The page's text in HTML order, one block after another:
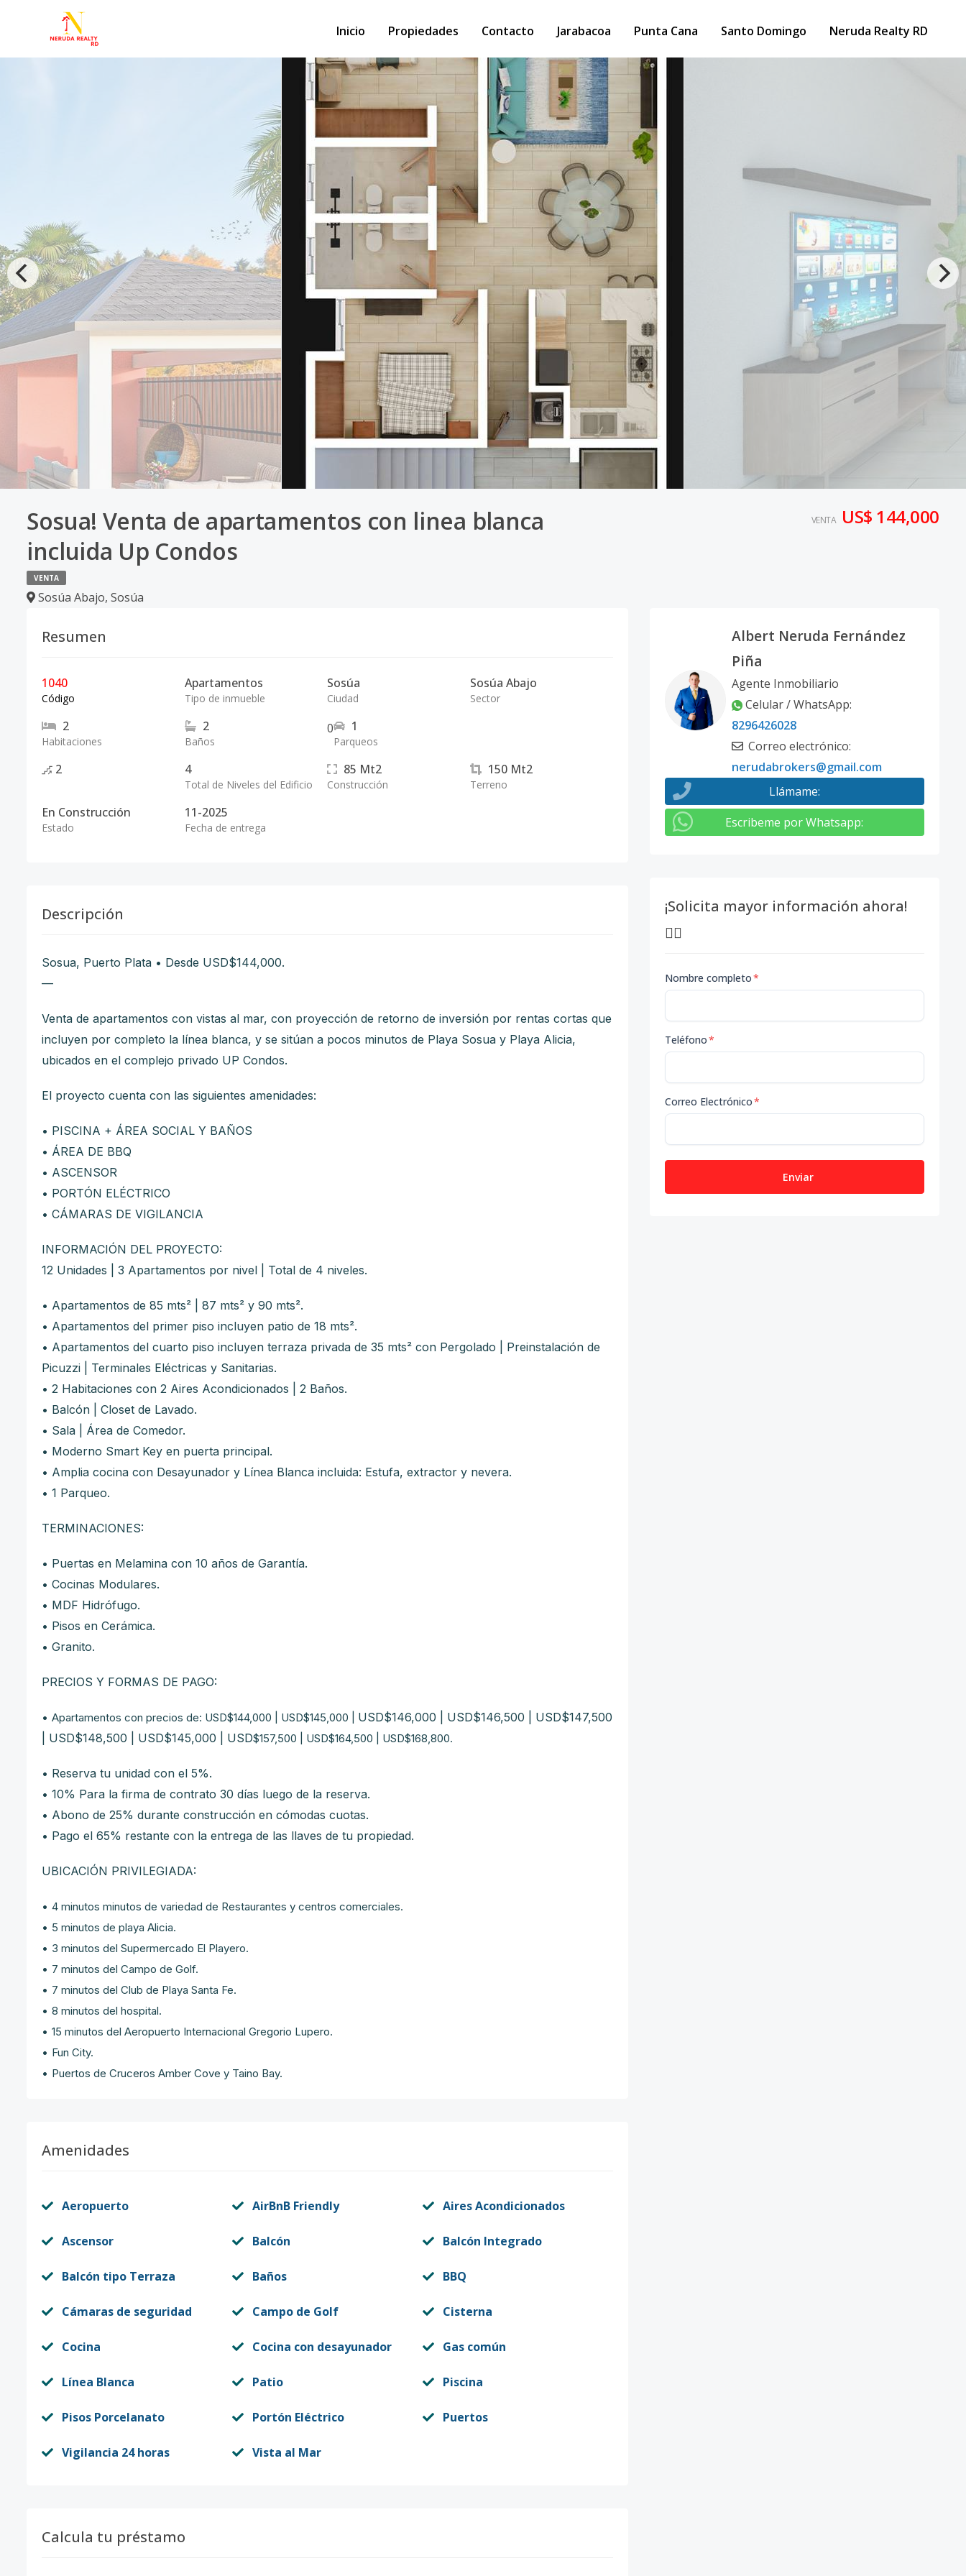
Inicio Propiedades Contacto Jarabacoa Punta Cana Santo Domingo Neruda Realty RD
Sosua! Venta de apartamentos con linea blanca
incluida Up Condos
VENTA
Sosúa Abajo, Sosúa
VENTA US$ 144,000
Resumen
1040
Código
Apartamentos
Tipo de inmueble
Sosúa
Ciudad
Sosúa Abajo
Sector
2
Habitaciones
2
Baños
0 1
Parqueos
2 4
Total de Niveles del Edificio
85 Mt2
Construcción
150 Mt2
Terreno
En Construcción
Estado
11-2025
Fecha de entrega
Descripción
Sosua, Puerto Plata • Desde USD$144,000.
—
Venta de apartamentos con vistas al mar, con proyección de retorno de inversión por rentas cortas que
incluyen por completo la línea blanca, y se sitúan a pocos minutos de Playa Sosua y Playa Alicia,
ubicados en el complejo privado UP Condos.
El proyecto cuenta con las siguientes amenidades:
• PISCINA + ÁREA SOCIAL Y BAÑOS
• ÁREA DE BBQ
• ASCENSOR
• PORTÓN ELÉCTRICO
• CÁMARAS DE VIGILANCIA
INFORMACIÓN DEL PROYECTO:
12 Unidades | 3 Apartamentos por nivel | Total de 4 niveles.
• Apartamentos de 85 mts² | 87 mts² y 90 mts².
• Apartamentos del primer piso incluyen patio de 18 mts².
• Apartamentos del cuarto piso incluyen terraza privada de 35 mts² con Pergolado | Preinstalación de
Picuzzi | Terminales Eléctricas y Sanitarias.
• 2 Habitaciones con 2 Aires Acondicionados | 2 Baños.
• Balcón | Closet de Lavado.
• Sala | Área de Comedor.
• Moderno Smart Key en puerta principal.
• Amplia cocina con Desayunador y Línea Blanca incluida: Estufa, extractor y nevera.
• 1 Parqueo.
TERMINACIONES:
• Puertas en Melamina con 10 años de Garantía.
• Cocinas Modulares.
• MDF Hidrófugo.
• Pisos en Cerámica.
• Granito.
PRECIOS Y FORMAS DE PAGO:
• Apartamentos con precios de: USD$144,000 | USD$145,000 | USD$146,000 | USD$146,500 | USD$147,500
| USD$148,500 | USD$145,000 | USD$157,500 | USD$164,500 | USD$168,800.
• Reserva tu unidad con el 5%.
• 10% Para la firma de contrato 30 días luego de la reserva.
• Abono de 25% durante construcción en cómodas cuotas.
• Pago el 65% restante con la entrega de las llaves de tu propiedad.
UBICACIÓN PRIVILEGIADA:
• 4 minutos minutos de variedad de Restaurantes y centros comerciales.
• 5 minutos de playa Alicia.
• 3 minutos del Supermercado El Playero.
• 7 minutos del Campo de Golf.
• 7 minutos del Club de Playa Santa Fe.
• 8 minutos del hospital.
• 15 minutos del Aeropuerto Internacional Gregorio Lupero.
• Fun City.
• Puertos de Cruceros Amber Cove y Taino Bay.
Amenidades
Aeropuerto AirBnB Friendly Aires Acondicionados
Ascensor Balcón Balcón Integrado
Balcón tipo Terraza Baños BBQ
Cámaras de seguridad Campo de Golf Cisterna
Cocina Cocina con desayunador Gas común
Línea Blanca Patio Piscina
Pisos Porcelanato Portón Eléctrico Puertos
Vigilancia 24 horas Vista al Mar
Calcula tu préstamo
Albert Neruda Fernández
Piña
Agente Inmobiliario
Celular / WhatsApp:
8296426028
Correo electrónico:
nerudabrokers@gmail.com
Llámame:
Escribeme por Whatsapp:
¡Solicita mayor información ahora!
👇🏽
Nombre completo*
Teléfono*
Correo Electrónico*
Enviar